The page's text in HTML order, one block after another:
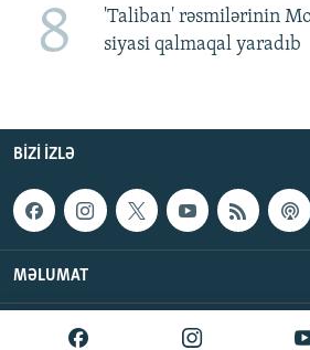
8
'Taliban' rəsmilərinin
siyasi qalmaqal yaradıb
BIZI IZLƏ
MƏLUMAT
AzadlıqRadiosu © 2026